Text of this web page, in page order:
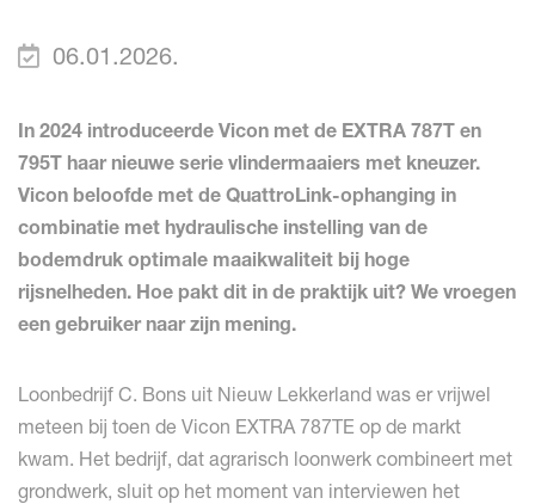
06.01.2026.
In 2024 introduceerde Vicon met de EXTRA 787T en
795T haar nieuwe serie vlindermaaiers met kneuzer.
Vicon beloofde met de QuattroLink-ophanging in
combinatie met hydraulische instelling van de
bodemdruk optimale maaikwaliteit bij hoge
rijsnelheden. Hoe pakt dit in de praktijk uit? We vroegen
een gebruiker naar zijn mening.
Loonbedrijf C. Bons uit Nieuw Lekkerland was er vrijwel
meteen bij toen de Vicon EXTRA 787TE op de markt
kwam. Het bedrijf, dat agrarisch loonwerk combineert met
grondwerk, sluit op het moment van interviewen het